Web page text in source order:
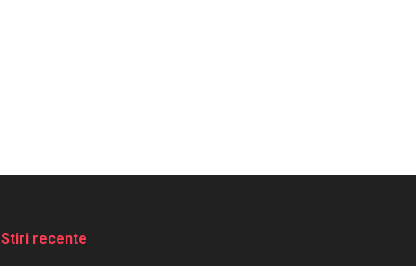
Stiri recente